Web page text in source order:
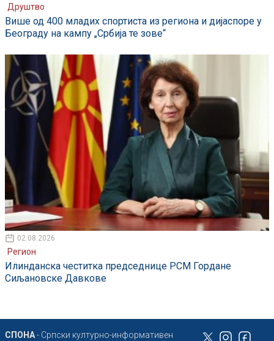
Друштво
Више од 400 младих спортиста из региона и дијаспоре у
Београду на кампу „Србија те зове“
02.08.2026
Регион
Илинданска честитка председнице РСМ Гордане
Сиљановске Давкове
СПОНА- Српски културно-информативен